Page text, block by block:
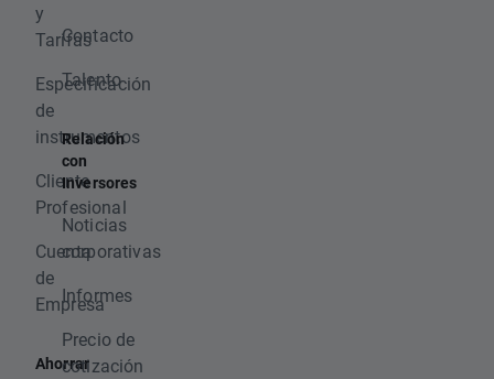
y
Tarifas
Especificación
de
instrumentos
Cliente
Profesional
Cuenta
de
Empresa
Ahorrar
Contacto
Talento
Relación
con
Inversores
Noticias
corporativas
Informes
Precio de
cotización